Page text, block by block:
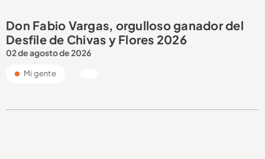
Don Fabio Vargas, orgulloso ganador del
Desfile de Chivas y Flores 2026
02 de agosto de 2026
Mi gente